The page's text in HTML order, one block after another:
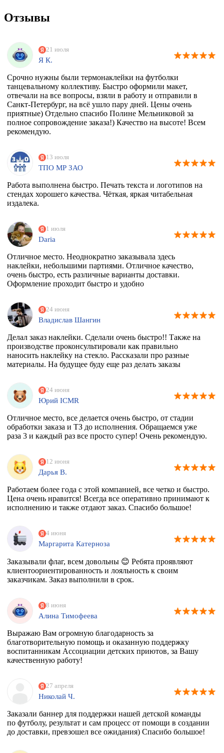
Отзывы
21 июля
Я К.
Срочно нужны были термонаклейки на футболки
танцевальному коллективу. Быстро оформили макет,
отвечали на все вопросы, взяли в работу и отправили в
Санкт-Петербург, на всё ушло пару дней. Цены очень
приятные) Отдельно спасибо Полине Мельниковой за
полное сопровождение заказа!) Качество на высоте! Всем
рекомендую.
13 июля
ТПО МР ЗАО
Работа выполнена быстро. Печать текста и логотипов на
стендах хорошего качества. Чёткая, яркая читабельная
издалека.
1 июля
Daria
Отличное место. Неоднократно заказывала здесь
наклейки, небольшими партиями. Отличное качество,
очень быстро, есть различные варианты доставки.
Оформление проходит быстро и удобно
24 июня
Владислав Шангин
Делал заказ наклейки. Сделали очень быстро!! Также на
производстве проконсультировали как правильно
наносить наклейку на стекло. Рассказали про разные
материалы. На будущее буду еще раз делать заказы
24 июня
Юрий ICMR
Отличное место, все делается очень быстро, от стадии
обработки заказа и ТЗ до исполнения. Обращаемся уже
раза 3 и каждый раз все просто супер! Очень рекомендую.
12 июня
Дарья В.
Работаем более года с этой компанией, все четко и быстро.
Цена очень нравится! Всегда все оперативно принимают к
исполнению и также отдают заказ. Спасибо большое!
4 июня
Маргарита Катерноза
Заказывали флаг, всем довольны 😊 Ребята проявляют
клиентоориентированность и лояльность к своим
заказчикам. Заказ выполнили в срок.
8 июня
Алина Тимофеева
Выражаю Вам огромную благодарность за
благотворительную помощь и оказанную поддержку
воспитанникам Ассоциации детских приютов, за Вашу
качественную работу!
27 апреля
Николай Ч.
Заказали баннер для поддержки нашей детской команды
по футболу, результат и сам процесс от помощи в создании
до доставки, превзошел все ожидания) Спасибо большое!